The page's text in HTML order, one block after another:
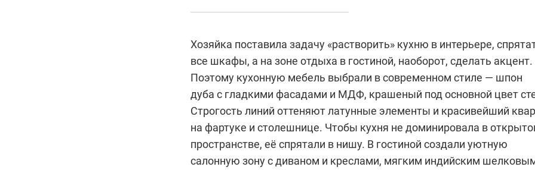
Хозяйка поставила задачу «растворить» кухню в интерьере,
все шкафы, а на зоне отдыха в гостиной, наоборот, сделать акцент.
Поэтому кухонную мебель выбрали в современном стиле — шпон
дуба с гладкими фасадами и МДФ, крашеный под основной цвет
Строгость линий оттеняют латунные элементы и красивейший
на фартуке и столешнице. Чтобы кухня не доминировала в
пространстве, её спрятали в нишу. В гостиной создали уютную
салонную зону с диваном и креслами, мягким индийским